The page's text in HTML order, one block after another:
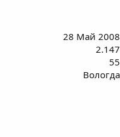
28 Май 2008
2.147
55
Вологда